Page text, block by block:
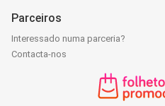
Parceiros
Interessado numa parceria?
Contacta-nos